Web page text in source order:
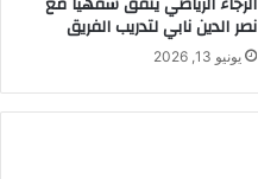
نصر الدين نابي لتدريب الفريق
يونيو 13, 2026